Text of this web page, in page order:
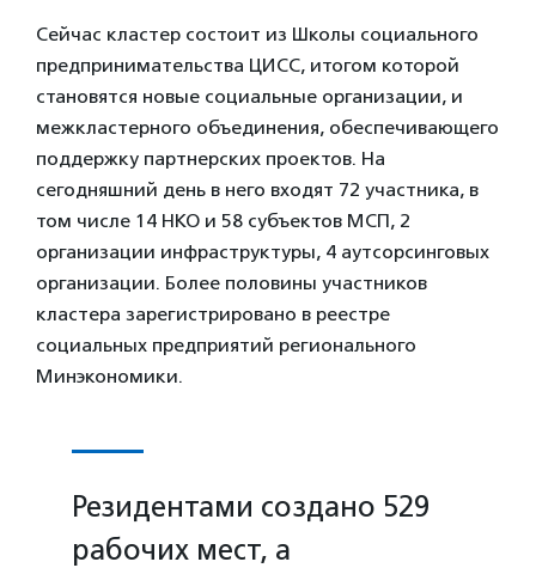
Сейчас кластер состоит из Школы социального
предпринимательства ЦИСС, итогом которой
становятся новые социальные организации, и
межкластерного объединения, обеспечивающего
поддержку партнерских проектов. На
сегодняшний день в него входят 72 участника, в
том числе 14 НКО и 58 субъектов МСП, 2
организации инфраструктуры, 4 аутсорсинговых
организации. Более половины участников
кластера зарегистрировано в реестре
социальных предприятий регионального
Минэкономики.
Резидентами создано 529
рабочих мест, а